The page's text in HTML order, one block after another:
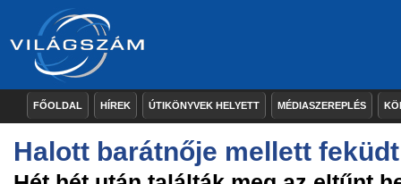
FŐOLDAL HÍREK ÚTIKÖNYVEK HELYETT MÉDIASZEREPLÉS
Halott barátnője mellett feküdt